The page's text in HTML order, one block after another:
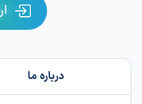
درباره ما